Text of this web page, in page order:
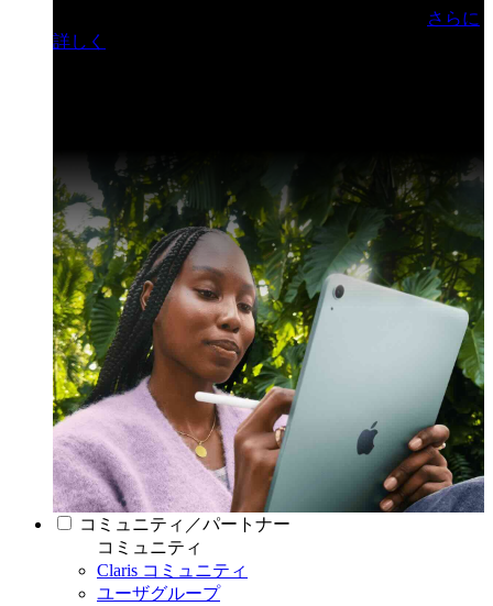
さらに
詳しく
コミュニティ／パートナー
コミュニティ
Claris コミュニティ
ユーザグループ